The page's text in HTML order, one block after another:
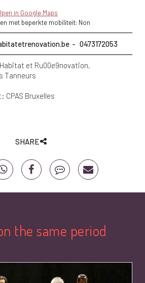
in Google Maps
met beperkte mobiliteit: Non
0473172053
Habitat et Ru00e9novation
Tanneurs
CPAS Bruxelles
SHARE
the same period